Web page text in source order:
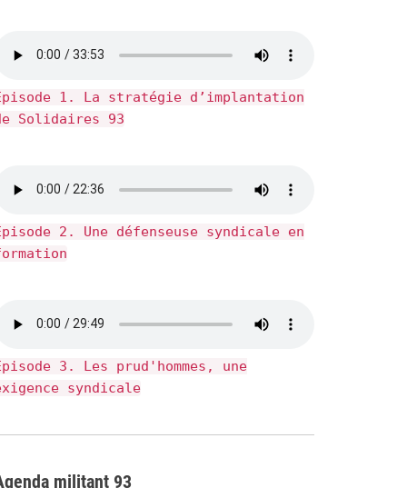
1. La stratégie d’implantation
Solidaires 93
2. Une défenseuse syndicale en
3. Les prud'hommes, une
syndicale
militant 93